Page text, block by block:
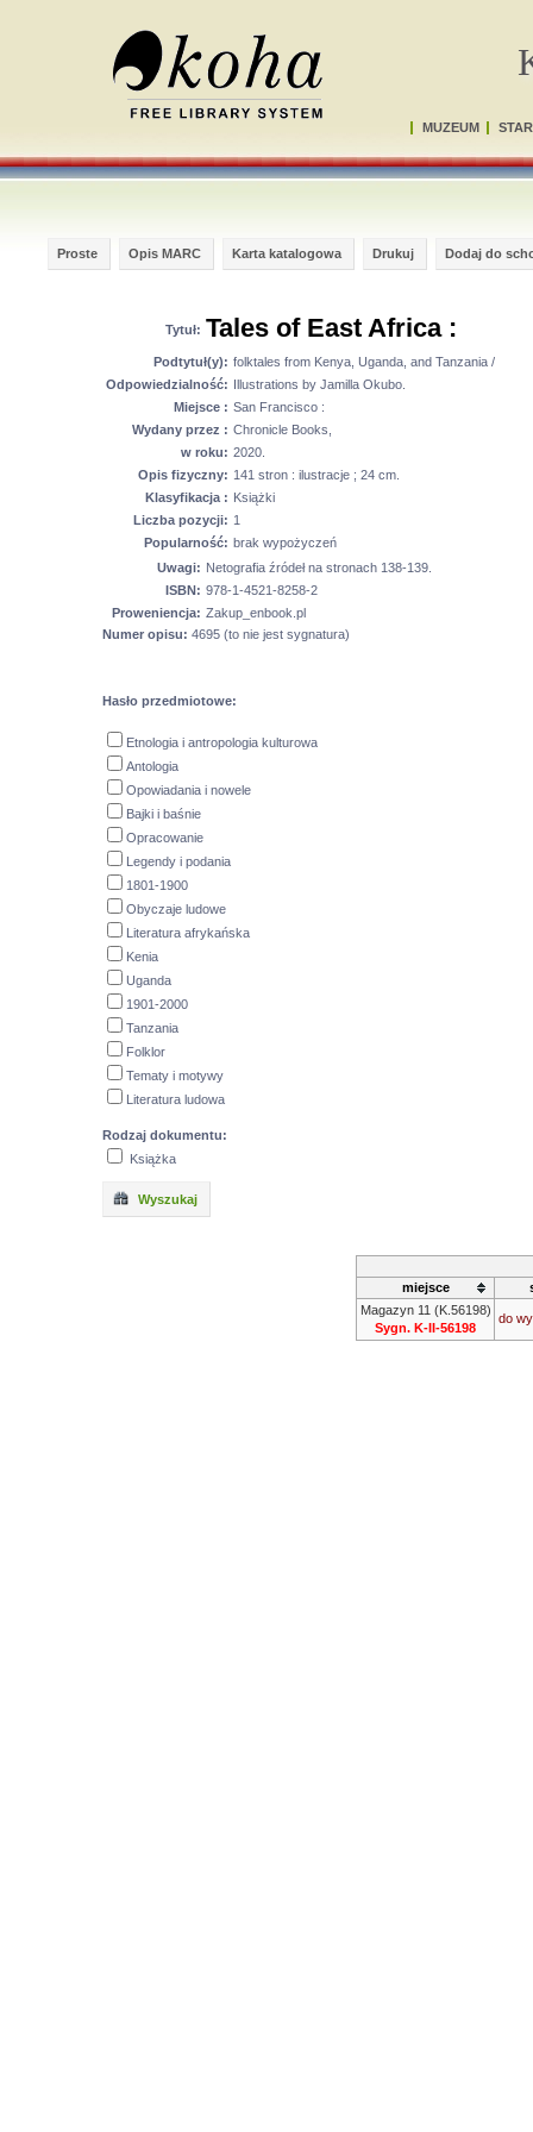
MUZEUM
Proste Opis MARC Karta katalogowa Drukuj Dodaj do
Tytuł: Tales of East Africa :
Podtytuł(y): folktales from Kenya, Uganda, and Tanzania /
Odpowiedzialność: Illustrations by Jamilla Okubo.
Miejsce : San Francisco :
Wydany przez : Chronicle Books,
w roku: 2020.
Opis fizyczny: 141 stron : ilustracje ; 24 cm.
Klasyfikacja : Książki
Liczba pozycji: 1
Popularność: brak wypożyczeń
Uwagi: Netografia źródeł na stronach 138-139.
ISBN: 978-1-4521-8258-2
Proweniencja: Zakup_enbook.pl
Numer opisu: 4695 (to nie jest sygnatura)
Hasło przedmiotowe:
Etnologia i antropologia kulturowa
Antologia
Opowiadania i nowele
Bajki i baśnie
Opracowanie
Legendy i podania
1801-1900
Obyczaje ludowe
Literatura afrykańska
Kenia
Uganda
1901-2000
Tanzania
Folklor
Tematy i motywy
Literatura ludowa
Rodzaj dokumentu:
Książka
Wyszukaj
miejsce
Magazyn 11 (K.56198)
Sygn. K-II-56198
do